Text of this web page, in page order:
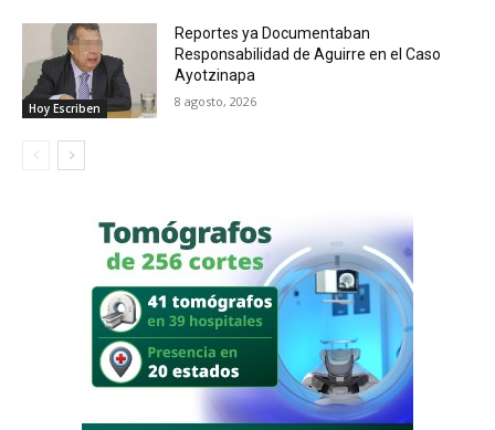
Hoy Escriben
Reportes ya Documentaban
Responsabilidad de Aguirre en el Caso
Ayotzinapa
8 agosto, 2026